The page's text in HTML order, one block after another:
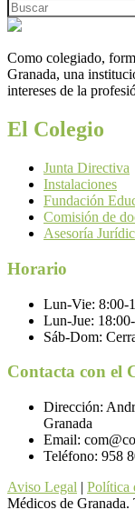
Como colegiado,
Granada, una
intereses de la
El Colegio
Junta Directiva
Instalaciones
Fundación
Comisión de
Asesoría
Horario
Lun-Vie: 8:00-
Lun-Jue:
Sáb-Dom:
Contacta con el
Dirección:
Granada
Email:
Teléfono: 958
Aviso Legal | Política
Médicos de Granada.